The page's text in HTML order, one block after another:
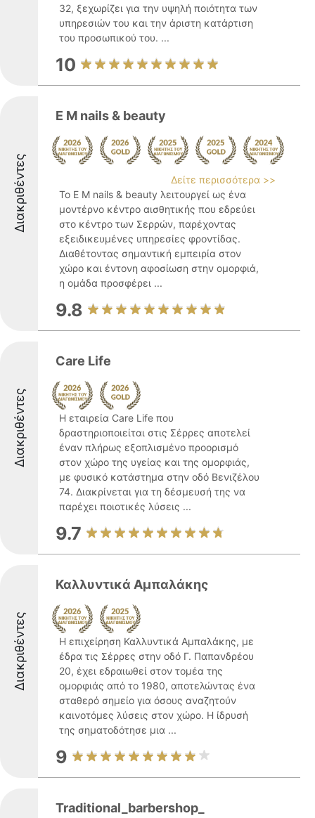
32, ξεχωρίζει για την υψηλή ποιότητα των
υπηρεσιών του και την άριστη κατάρτιση
του προσωπικού του. ...
10
Διακριθέντες
E M nails & beauty
Δείτε περισσότερα >>
Το E M nails & beauty λειτουργεί ως ένα
μοντέρνο κέντρο αισθητικής που εδρεύει
στο κέντρο των Σερρών, παρέχοντας
εξειδικευμένες υπηρεσίες φροντίδας.
Διαθέτοντας σημαντική εμπειρία στον
χώρο και έντονη αφοσίωση στην ομορφιά,
η ομάδα προσφέρει ...
9.8
Διακριθέντες
Care Life
Η εταιρεία Care Life που
δραστηριοποιείται στις Σέρρες αποτελεί
έναν πλήρως εξοπλισμένο προορισμό
στον χώρο της υγείας και της ομορφιάς,
με φυσικό κατάστημα στην οδό Βενιζέλου
74. Διακρίνεται για τη δέσμευσή της να
παρέχει ποιοτικές λύσεις ...
9.7
Διακριθέντες
Καλλυντικά Αμπαλάκης
Η επιχείρηση Καλλυντικά Αμπαλάκης, με
έδρα τις Σέρρες στην οδό Γ. Παπανδρέου
20, έχει εδραιωθεί στον τομέα της
ομορφιάς από το 1980, αποτελώντας ένα
σταθερό σημείο για όσους αναζητούν
καινοτόμες λύσεις στον χώρο. Η ίδρυσή
της σηματοδότησε μια ...
9
Traditional_barbershop_